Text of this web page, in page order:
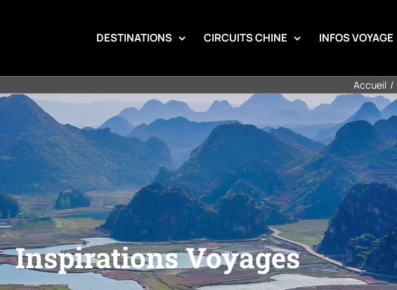
DESTINATIONS CIRCUITS CHINE INFOS VOYAGE
Accueil
Inspirations Voyages